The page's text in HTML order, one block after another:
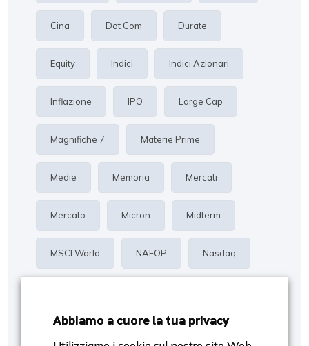
Cina Dot Com Durate
Equity Indici Indici Azionari
Inflazione IPO Large Cap
Magnifiche 7 Materie Prime
Medie Memoria Mercati
Mercato Micron Midterm
MSCI World NAFOP Nasdaq
Risk Management
Abbiamo a cuore la tua privacy